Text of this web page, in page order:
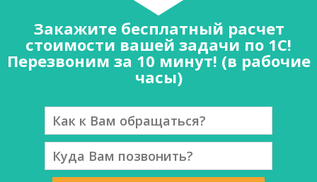
Закажите бесплатный расчет
стоимости вашей задачи по 1С!
Перезвоним за 10 минут! (в рабочие
часы)